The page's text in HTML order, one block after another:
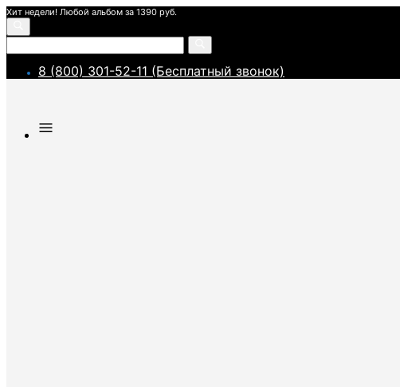
Хит недели! Любой альбом за 1390 руб.
8 (800) 301-52-11 (Бесплатный звонок)